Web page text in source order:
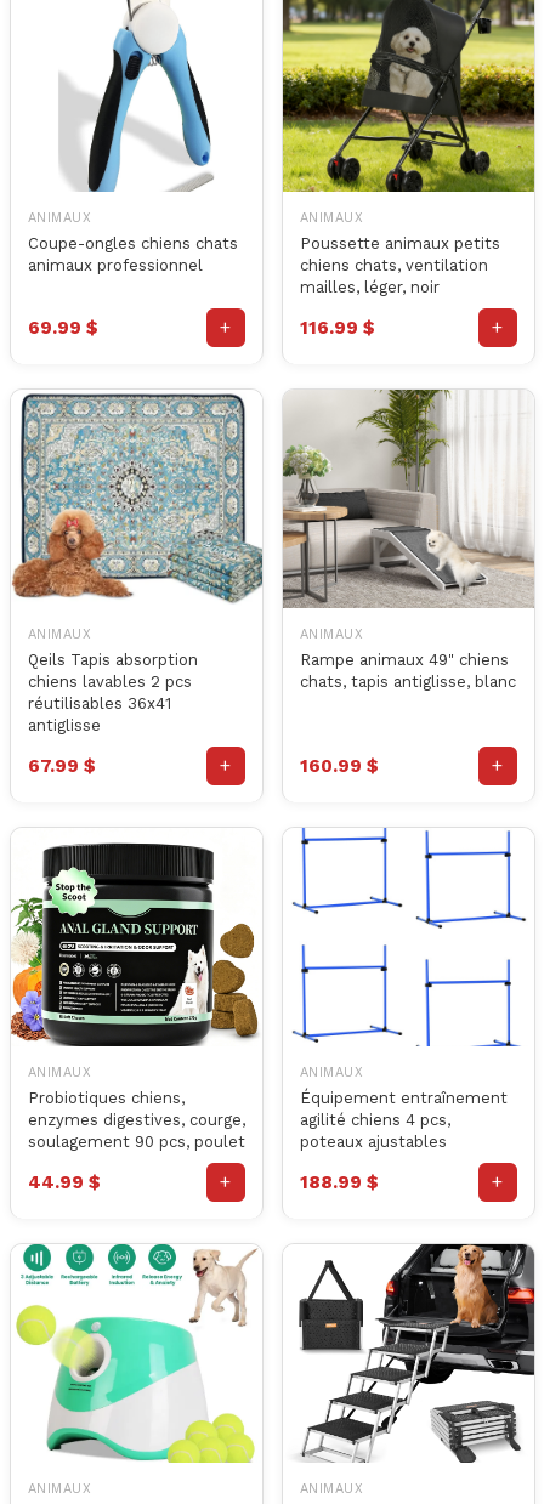
ANIMAUX
Coupe-ongles chiens chats
animaux professionnel
69.99 $ +
ANIMAUX
Poussette animaux petits
chiens chats, ventilation
mailles, léger, noir
116.99 $ +
ANIMAUX
Qeils Tapis absorption
chiens lavables 2 pcs
réutilisables 36x41
antiglisse
67.99 $ +
ANIMAUX
Rampe animaux 49" chiens
chats, tapis antiglisse, blanc
160.99 $ +
ANIMAUX
Probiotiques chiens,
enzymes digestives, courge,
soulagement 90 pcs, poulet
44.99 $ +
ANIMAUX
Équipement entraînement
agilité chiens 4 pcs,
poteaux ajustables
188.99 $ +
ANIMAUX ANIMAUX